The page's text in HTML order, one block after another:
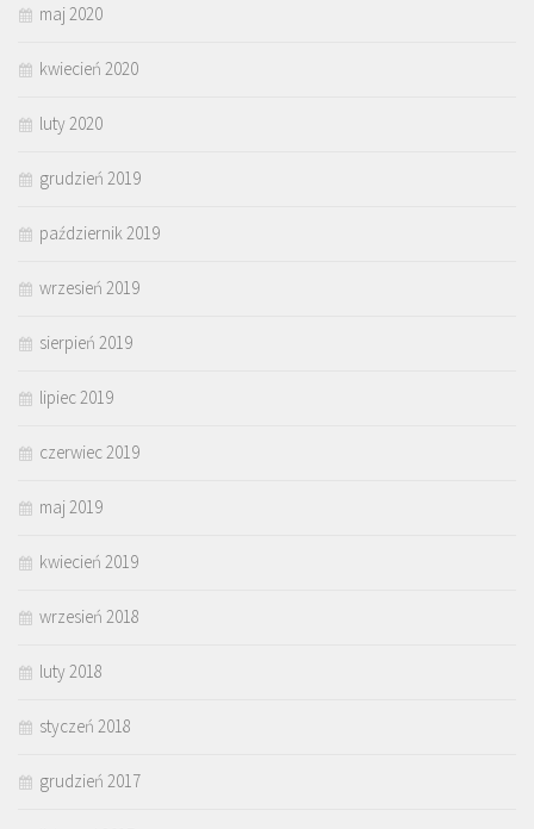
maj 2020
kwiecień 2020
luty 2020
grudzień 2019
październik 2019
wrzesień 2019
sierpień 2019
lipiec 2019
czerwiec 2019
maj 2019
kwiecień 2019
wrzesień 2018
luty 2018
styczeń 2018
grudzień 2017